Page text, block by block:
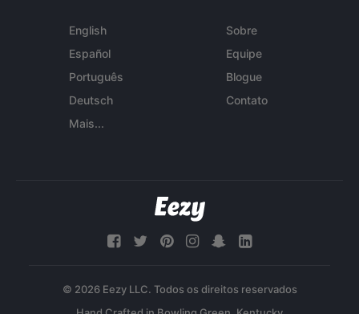
English
Español
Português
Deutsch
Mais...
Sobre
Equipe
Blogue
Contato
© 2026 Eezy LLC. Todos os direitos reservados